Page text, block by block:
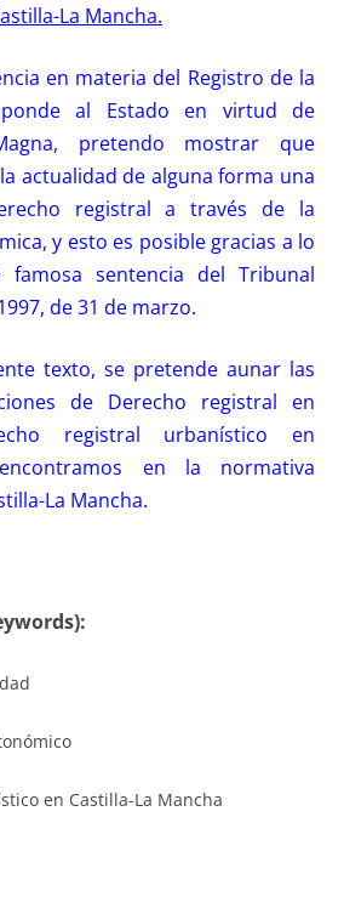
La Mancha.
en materia del Registro de la
al Estado en virtud de
pretendo mostrar que
actualidad de alguna forma una
registral a través de la
y esto es posible gracias a lo
famosa sentencia del Tribunal
de 31 de marzo.
texto, se pretende aunar las
de Derecho registral en
registral urbanístico en
en la normativa
La Mancha.
en Castilla-La Mancha